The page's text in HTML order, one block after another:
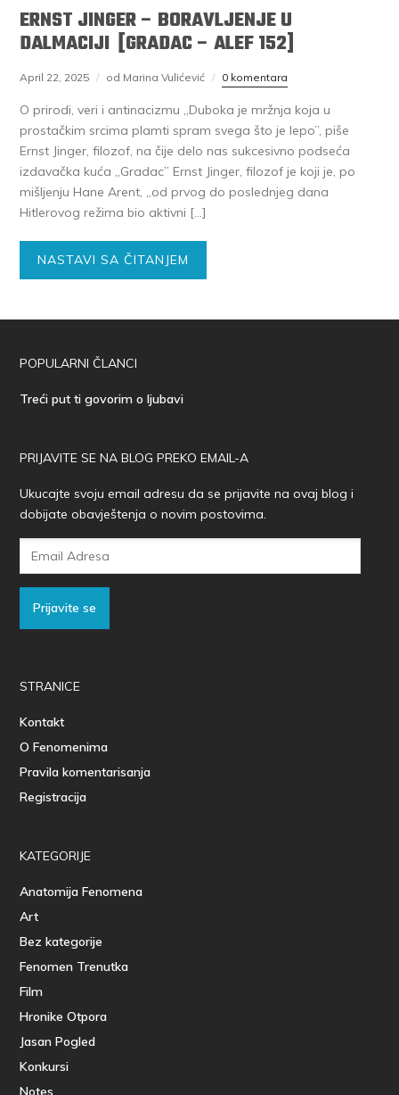
ERNST JINGER – BORAVLJENJE U
DALMACIJI [GRADAC – ALEF 152]
April 22, 2025 od Marina Vulićević 0 komentara
O prirodi, veri i antinacizmu „Duboka je mržnja koja u
prostačkim srcima plamti spram svega što je lepo”, piše
Ernst Jinger, filozof, na čije delo nas sukcesivno podseća
izdavačka kuća „Gradac” Ernst Jinger, filozof je koji je, po
mišljenju Hane Arent, „od prvog do poslednjeg dana
Hitlerovog režima bio aktivni […]
NASTAVI SA ČITANJEM
POPULARNI ČLANCI
Treći put ti govorim o ljubavi
PRIJAVITE SE NA BLOG PREKO EMAIL-A
Ukucajte svoju email adresu da se prijavite na ovaj blog i
dobijate obavještenja o novim postovima.
Prijavite se
STRANICE
Kontakt
O Fenomenima
Pravila komentarisanja
Registracija
KATEGORIJE
Anatomija Fenomena
Art
Bez kategorije
Fenomen Trenutka
Film
Hronike Otpora
Jasan Pogled
Konkursi
Notes